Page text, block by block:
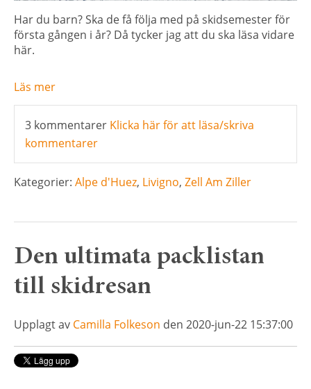
Har du barn? Ska de få följa med på skidsemester för
första gången i år? Då tycker jag att du ska läsa vidare
här.
Läs mer
3 kommentarer Klicka här för att läsa/skriva
kommentarer
Kategorier: Alpe d'Huez, Livigno, Zell Am Ziller
Den ultimata packlistan
till skidresan
Upplagt av Camilla Folkeson den 2020-jun-22 15:37:00